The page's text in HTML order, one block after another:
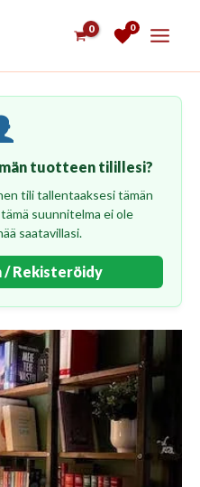
0
tuotteen tilillesi?
tili tallentaaksesi tämän
suunnitelma ei ole
saatavillasi.
/ Rekisteröidy